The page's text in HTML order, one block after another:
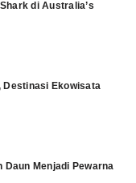
di Australia’s
Destinasi Ekowisata
Menjadi Pewarna